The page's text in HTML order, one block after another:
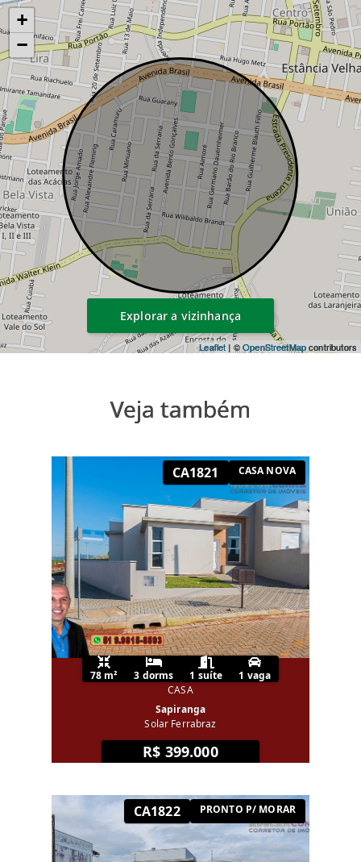
+
−
Leaflet | ©OpenStreetMapcontributors
Explorar a vizinhança
Veja também
CA1821 CASA NOVA
78 m² 3 dorms 1 suíte
1 vaga
CASA
Sapiranga
Solar Ferrabraz
R$ 399.000
CA1822 PRONTO P/ MORAR